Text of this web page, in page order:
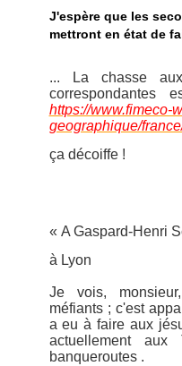
J'espère que les
mettront en état de
... La chasse
https://www.fimeco-
geographique/
ça décoiffe !
« A Gaspard-Henri
à Lyon
Je vois,
méfiants ; c'est
a eu à faire aux
actuellement
banqueroutes .